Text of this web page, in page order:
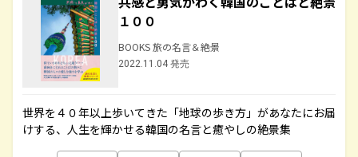
１００
BOOKS 旅の名言＆絶景
2022.11.04 発売
世界を４０年以上歩いてきた「地球の歩き方」があなたにお届
けする、人生を輝かせる韓国の名言と癒やしの絶景集